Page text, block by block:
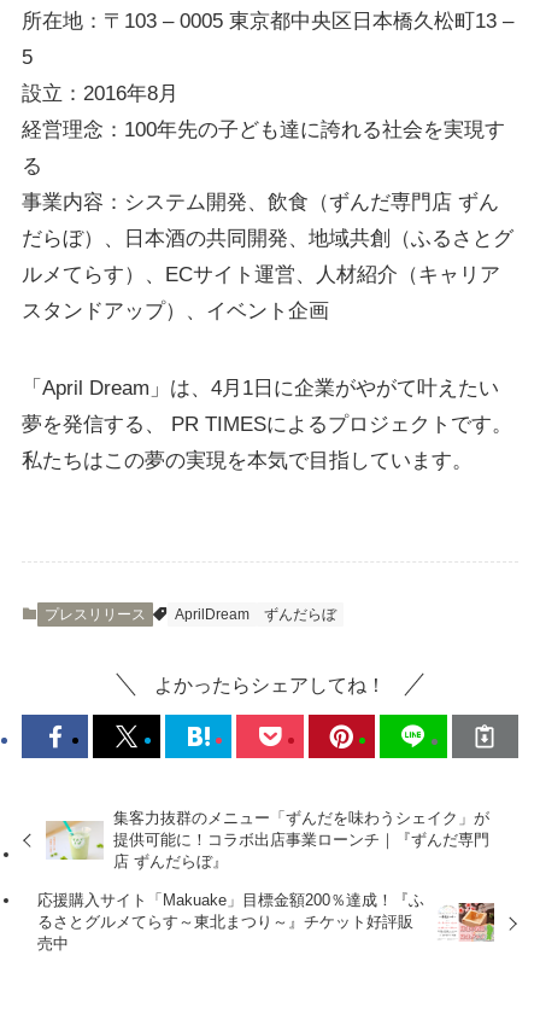
所在地：〒103 – 0005 東京都中央区日本橋久松町13 –
5
設立：2016年8月
経営理念：100年先の子ども達に誇れる社会を実現す
る
事業内容：システム開発、飲食（ずんだ専門店 ずん
だらぼ）、日本酒の共同開発、地域共創（ふるさとグ
ルメてらす）、ECサイト運営、人材紹介（キャリア
スタンドアップ）、イベント企画
「April Dream」は、4月1日に企業がやがて叶えたい
夢を発信する、 PR TIMESによるプロジェクトです。
私たちはこの夢の実現を本気で目指しています。
プレスリリース AprilDream ずんだらぼ
よかったらシェアしてね！
集客力抜群のメニュー「ずんだを味わうシェイク」が
提供可能に！コラボ出店事業ローンチ｜『ずんだ専門
店 ずんだらぼ』
応援購入サイト「Makuake」目標金額200％達成！『ふ
るさとグルメてらす～東北まつり～』チケット好評販
売中